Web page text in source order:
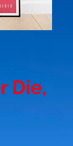
Die,